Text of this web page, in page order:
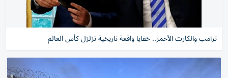
ترامب والكارت الأحمر.. خفايا واقعة تاريخية تزلزل كأس العالم